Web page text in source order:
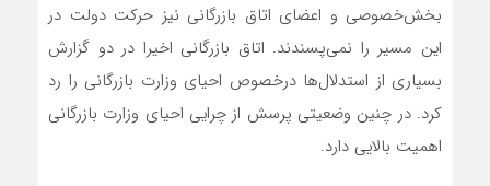
بخش‌خصوصی و اعضای اتاق بازرگانی نیز حرکت دولت در
این مسیر را نمی‌‌‌‌‌پسندند. اتاق بازرگانی اخیرا در دو گزارش
بسیاری از استدلال‌‌‌‌‌ها درخصوص احیای وزارت بازرگانی را رد
کرد. در چنین وضعیتی پرسش از چرایی احیای وزارت بازرگانی
اهمیت بالایی دارد.